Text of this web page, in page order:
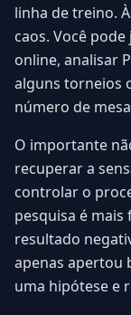
linha de treino.
caos. Você
online, analisar
alguns torneios
número de
O importante
recuperar a
controlar o
pesquisa é
resultado
apenas apertou
uma hipótese e